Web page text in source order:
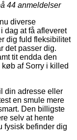
44 anmeldelser
diverse
dag at få afleveret
dig fuld fleksibilitet
det passer dig.
tit endda den
af Sorry i killed
din adresse eller
en smule mere
Den billigste
selv at hente
fysisk befinder dig